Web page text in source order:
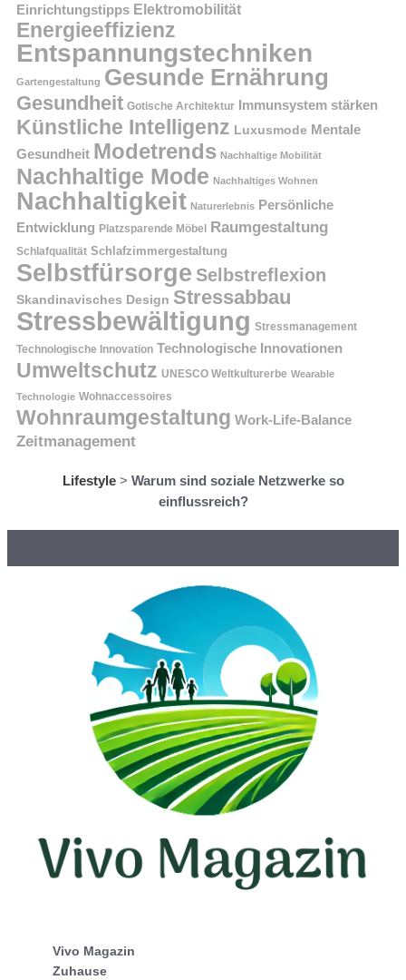
Einrichtungstipps Elektromobilität
Energieeffizienz
Entspannungstechniken
Gartengestaltung Gesunde Ernährung
Gesundheit Gotische Architektur Immunsystem stärken
Künstliche Intelligenz Luxusmode Mentale
Gesundheit Modetrends Nachhaltige Mobilität
Nachhaltige Mode Nachhaltiges Wohnen
Nachhaltigkeit Naturerlebnis Persönliche
Entwicklung Platzsparende Möbel Raumgestaltung
Schlafqualität Schlafzimmergestaltung
Selbstfürsorge Selbstreflexion
Skandinavisches Design Stressabbau
Stressbewältigung Stressmanagement
Technologische Innovation Technologische Innovationen
Umweltschutz UNESCO Weltkulturerbe Wearable
Technologie Wohnaccessoires
Wohnraumgestaltung Work-Life-Balance
Zeitmanagement
Lifestyle> Warum sind soziale Netzwerke so
einflussreich?
Vivo Magazin
Zuhause